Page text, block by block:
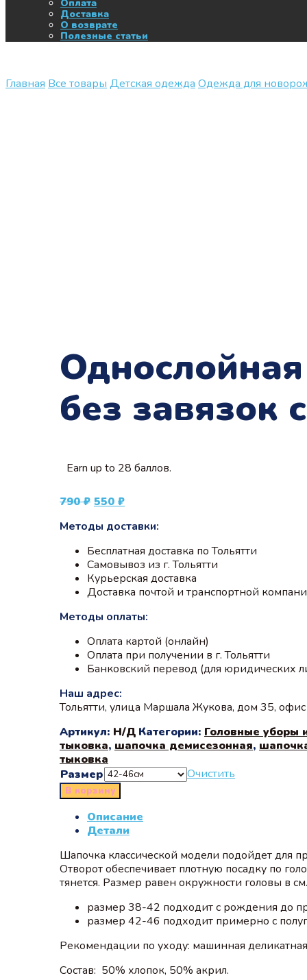
Оплата
Доставка
О возврате
Полезные статьи
Главная Все товары Детская одежда Одежда для
без завязок
Earn up to 28 баллов.
790₽ Первоначальная
составляла
550 ₽Текущая
550 ₽.
Методы доставки:
Бесплатная доставка по Тольятти
Самовывоз из г. Тольятти
Курьерская доставка
Доставка почтой и транспортной
Методы оплаты:
Оплата картой (онлайн)
Оплата при получении в г. Тольятти
Банковский перевод (для юридических
Наш адрес:
Тольятти, улица Маршала Жукова, дом 35,
Артикул: Н/Д Категории: Головные уборы
тыковка, шапочка демисезонная,
тыковка
Размер
Очистить
В корзину
Описание
Детали
Шапочка классической модели подойдет для
Отворот обеспечивает плотную посадку по
тянется. Размер равен окружности головы в см.
размер 38-42 подходит с рождения до
размер 42-46 подходит примерно с
Рекомендации по уходу: машинная
Состав: 50% хлопок, 50% акрил.